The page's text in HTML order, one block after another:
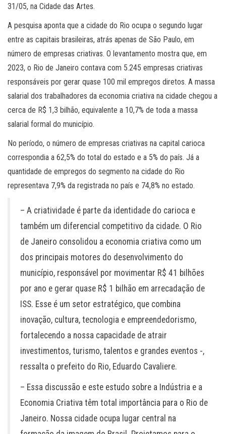
31/05, na Cidade das Artes.
A pesquisa aponta que a cidade do Rio ocupa o segundo lugar
entre as capitais brasileiras, atrás apenas de São Paulo, em
número de empresas criativas. O levantamento mostra que, em
2023, o Rio de Janeiro contava com 5.245 empresas criativas
responsáveis por gerar quase 100 mil empregos diretos. A massa
salarial dos trabalhadores da economia criativa na cidade chegou a
cerca de R$ 1,3 bilhão, equivalente a 10,7% de toda a massa
salarial formal do município.
No período, o número de empresas criativas na capital carioca
correspondia a 62,5% do total do estado e a 5% do país. Já a
quantidade de empregos do segmento na cidade do Rio
representava 7,9% da registrada no país e 74,8% no estado.
– A criatividade é parte da identidade do carioca e
também um diferencial competitivo da cidade. O Rio
de Janeiro consolidou a economia criativa como um
dos principais motores do desenvolvimento do
município, responsável por movimentar R$ 41 bilhões
por ano e gerar quase R$ 1 bilhão em arrecadação de
ISS. Esse é um setor estratégico, que combina
inovação, cultura, tecnologia e empreendedorismo,
fortalecendo a nossa capacidade de atrair
investimentos, turismo, talentos e grandes eventos -,
ressalta o prefeito do Rio, Eduardo Cavaliere.
– Essa discussão e este estudo sobre a Indústria e a
Economia Criativa têm total importância para o Rio de
Janeiro. Nossa cidade ocupa lugar central na